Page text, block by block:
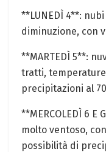
**LUNEDÌ 4**:
diminuzione, con
**MARTEDÌ 5**:
tratti,
precipitazioni al
**MERCOLEDÌ 6 E
molto ventoso,
possibilità di